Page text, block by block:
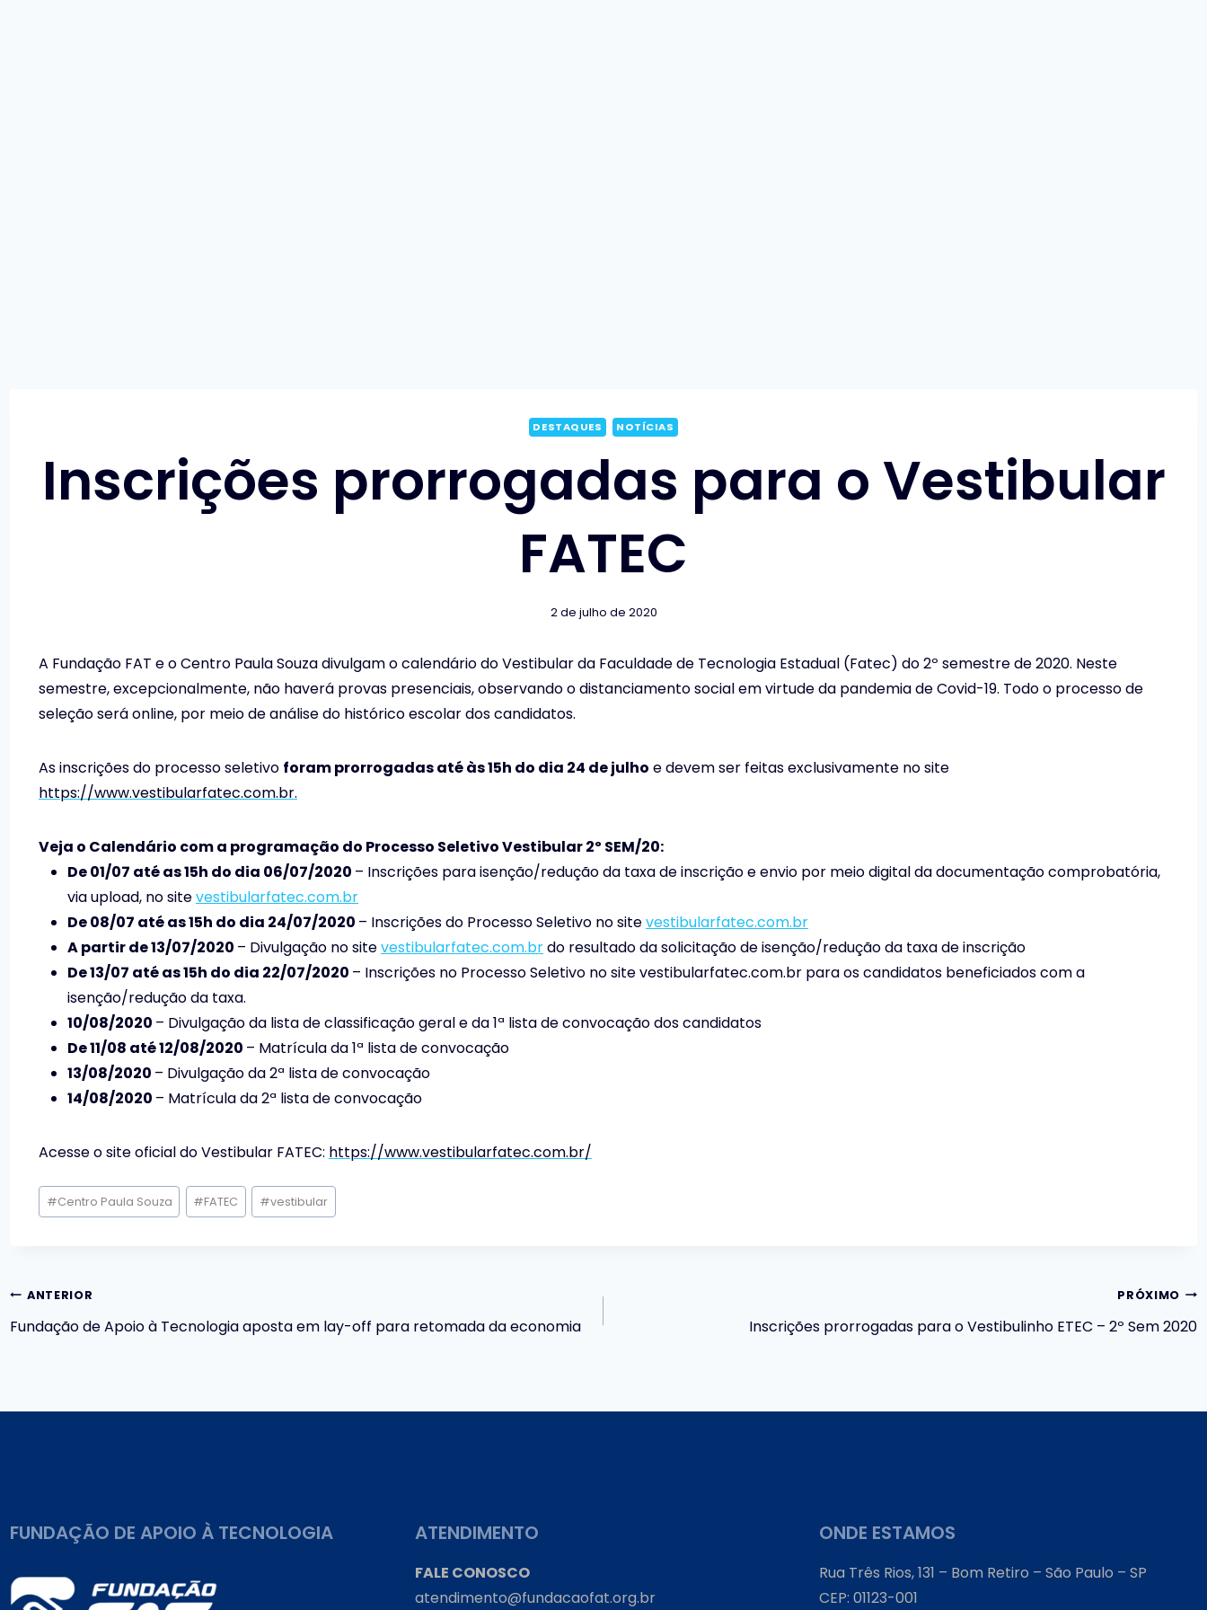
DESTAQUES NOTÍCIAS
Inscrições prorrogadas para o Vestibular
FATEC
2 de julho de 2020
A Fundação FAT e o Centro Paula Souza divulgam o calendário do Vestibular da Faculdade de Tecnologia Estadual (Fatec) do 2º semestre de 2020. Neste
semestre, excepcionalmente, não haverá provas presenciais, observando o distanciamento social em virtude da pandemia de Covid-19. Todo o processo de
seleção será online, por meio de análise do histórico escolar dos candidatos.
As inscrições do processo seletivo foram prorrogadas até às 15h do dia 24 de julho e devem ser feitas exclusivamente no site
https://www.vestibularfatec.com.br.
Veja o Calendário com a programação do Processo Seletivo Vestibular 2º SEM/20:
De 01/07 até as 15h do dia 06/07/2020 – Inscrições para isenção/redução da taxa de inscrição e envio por meio digital da documentação comprobatória,
via upload, no sitevestibularfatec.com.br
De 08/07 até as 15h do dia 24/07/2020 – Inscrições do Processo Seletivo no sitevestibularfatec.com.br
A partir de 13/07/2020 – Divulgação no sitevestibularfatec.com.brdo resultado da solicitação de isenção/redução da taxa de inscrição
De 13/07 até as 15h do dia 22/07/2020 – Inscrições no Processo Seletivo no site vestibularfatec.com.br para os candidatos beneficiados com a
isenção/redução da taxa.
10/08/2020 – Divulgação da lista de classificação geral e da 1ª lista de convocação dos candidatos
De 11/08 até 12/08/2020 – Matrícula da 1ª lista de convocação
13/08/2020 – Divulgação da 2ª lista de convocação
14/08/2020 – Matrícula da 2ª lista de convocação
Acesse o site oficial do Vestibular FATEC: https://www.vestibularfatec.com.br/
Tags
do
#Centro Paula Souza #FATEC #vestibular
Navegação
Post
ANTERIOR
Fundação de Apoio à Tecnologia aposta em lay-off para retomada da economia
PRÓXIMO
Inscrições prorrogadas para o Vestibulinho ETEC – 2º Sem 2020
FUNDAÇÃO DE APOIO À TECNOLOGIA ATENDIMENTO
FALE CONOSCO
atendimento@fundacaofat.org.br
ONDE ESTAMOS
Rua Três Rios, 131 – Bom Retiro – São Paulo – SP
CEP: 01123-001